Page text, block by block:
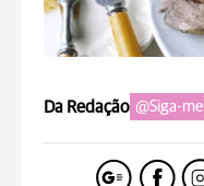
Da Redação @Siga-me